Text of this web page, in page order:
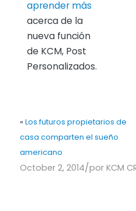
aprender más
acerca de la
nueva función
de KCM, Post
Personalizados.
« Los futuros propietarios de
casa comparten el sueño
americano
October 2, 2014/por KCM